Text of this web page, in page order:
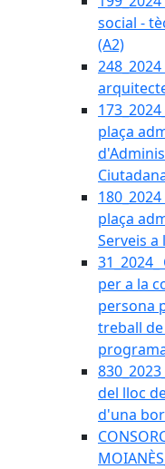
social -
(A2)
plaça
plaça
Serveis a
per a la
persona
treball
programa
del lloc
d'una